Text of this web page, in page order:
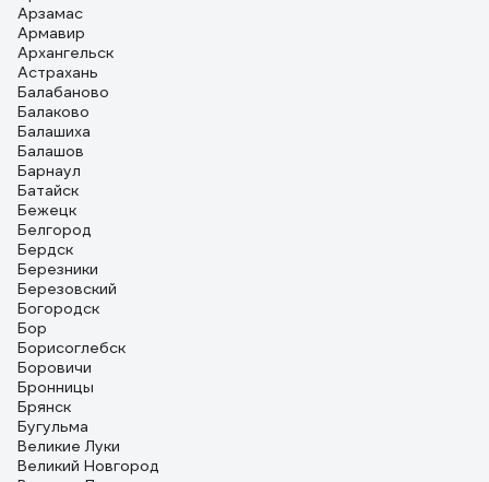
Арзамас
Армавир
Архангельск
Астрахань
Балабаново
Балаково
Балашиха
Балашов
Барнаул
Батайск
Бежецк
Белгород
Бердск
Березники
Березовский
Богородск
Бор
Борисоглебск
Боровичи
Бронницы
Брянск
Бугульма
Великие Луки
Великий Новгород